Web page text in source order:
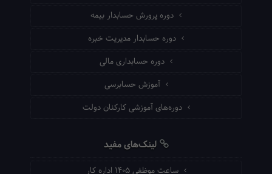
دوره پرورش حسابدار بیمه
دوره حسابدار مدیریت خبره
دوره حسابداری مالی
آموزش حسابرسی
دوره‌های آموزشی کارکنان دولت
لینک‌های مفید
ساعت موظفی ۱۴۰۵ اداره کار